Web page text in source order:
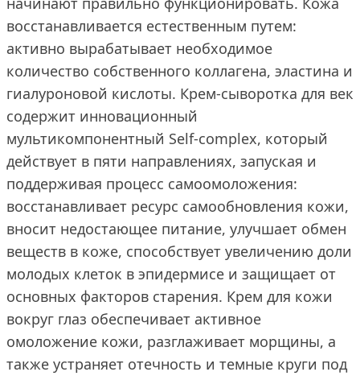
восстанавливается естественным путем:
активно вырабатывает необходимое
количество собственного коллагена, эластина и
гиалуроновой кислоты. Крем-сыворотка для век
содержит инновационный
мультикомпонентный Self-complex, который
действует в пяти направлениях, запуская и
поддерживая процесс самоомоложения:
восстанавливает ресурс самообновления кожи,
вносит недостающее питание, улучшает обмен
веществ в коже, способствует увеличению доли
молодых клеток в эпидермисе и защищает от
основных факторов старения. Крем для кожи
вокруг глаз обеспечивает активное
омоложение кожи, разглаживает морщины, а
также устраняет отечность и темные круги под